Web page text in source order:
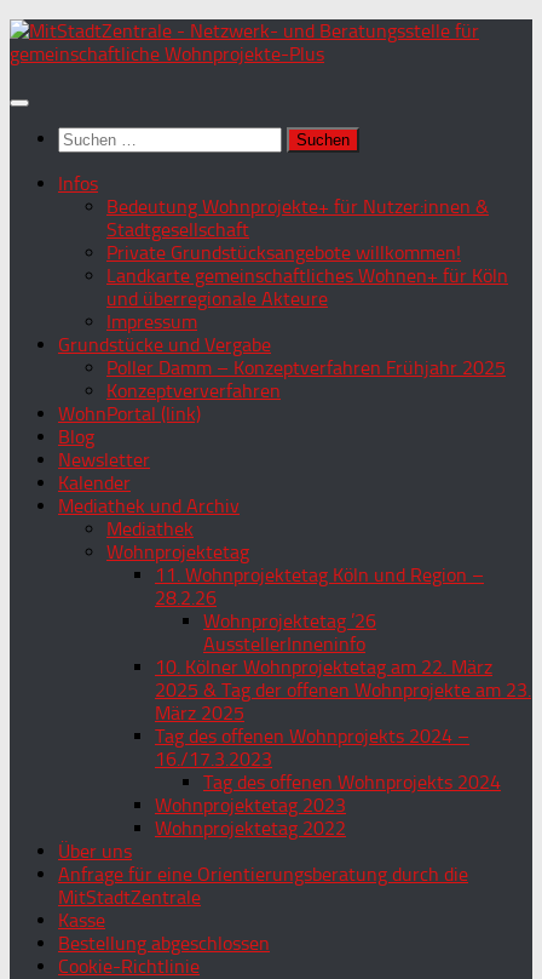
Zum
Inhalt
Suchen
nach:
Infos
Bedeutung Wohnprojekte+ für Nutzer:innen &
Stadtgesellschaft
Private Grundstücksangebote willkommen!
Landkarte gemeinschaftliches Wohnen+ für Köln
und überregionale Akteure
Impressum
Grundstücke und Vergabe
Poller Damm – Konzeptverfahren Frühjahr 2025
Konzeptververfahren
WohnPortal (link)
Blog
Newsletter
Kalender
Mediathek und Archiv
Mediathek
Wohnprojektetag
11. Wohnprojektetag Köln und Region –
28.2.26
Wohnprojektetag ’26
AusstellerInneninfo
10. Kölner Wohnprojektetag am 22. März
2025 & Tag der offenen Wohnprojekte am 23.
März 2025
Tag des offenen Wohnprojekts 2024 –
16./17.3.2023
Tag des offenen Wohnprojekts 2024
Wohnprojektetag 2023
Wohnprojektetag 2022
Über uns
Anfrage für eine Orientierungsberatung durch die
MitStadtZentrale
Kasse
Bestellung abgeschlossen
Cookie-Richtlinie